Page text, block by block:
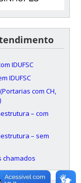
IDUFSC
IDUFSC
com CH,
– com
– sem
chamados